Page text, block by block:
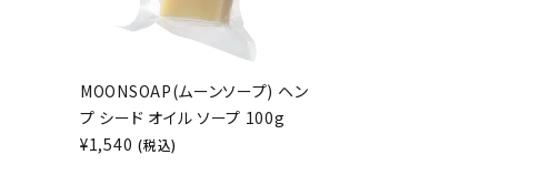
MOONSOAP(ムーンソープ) ヘン
プ シード オイル ソープ 100g
¥1,540 (税込)